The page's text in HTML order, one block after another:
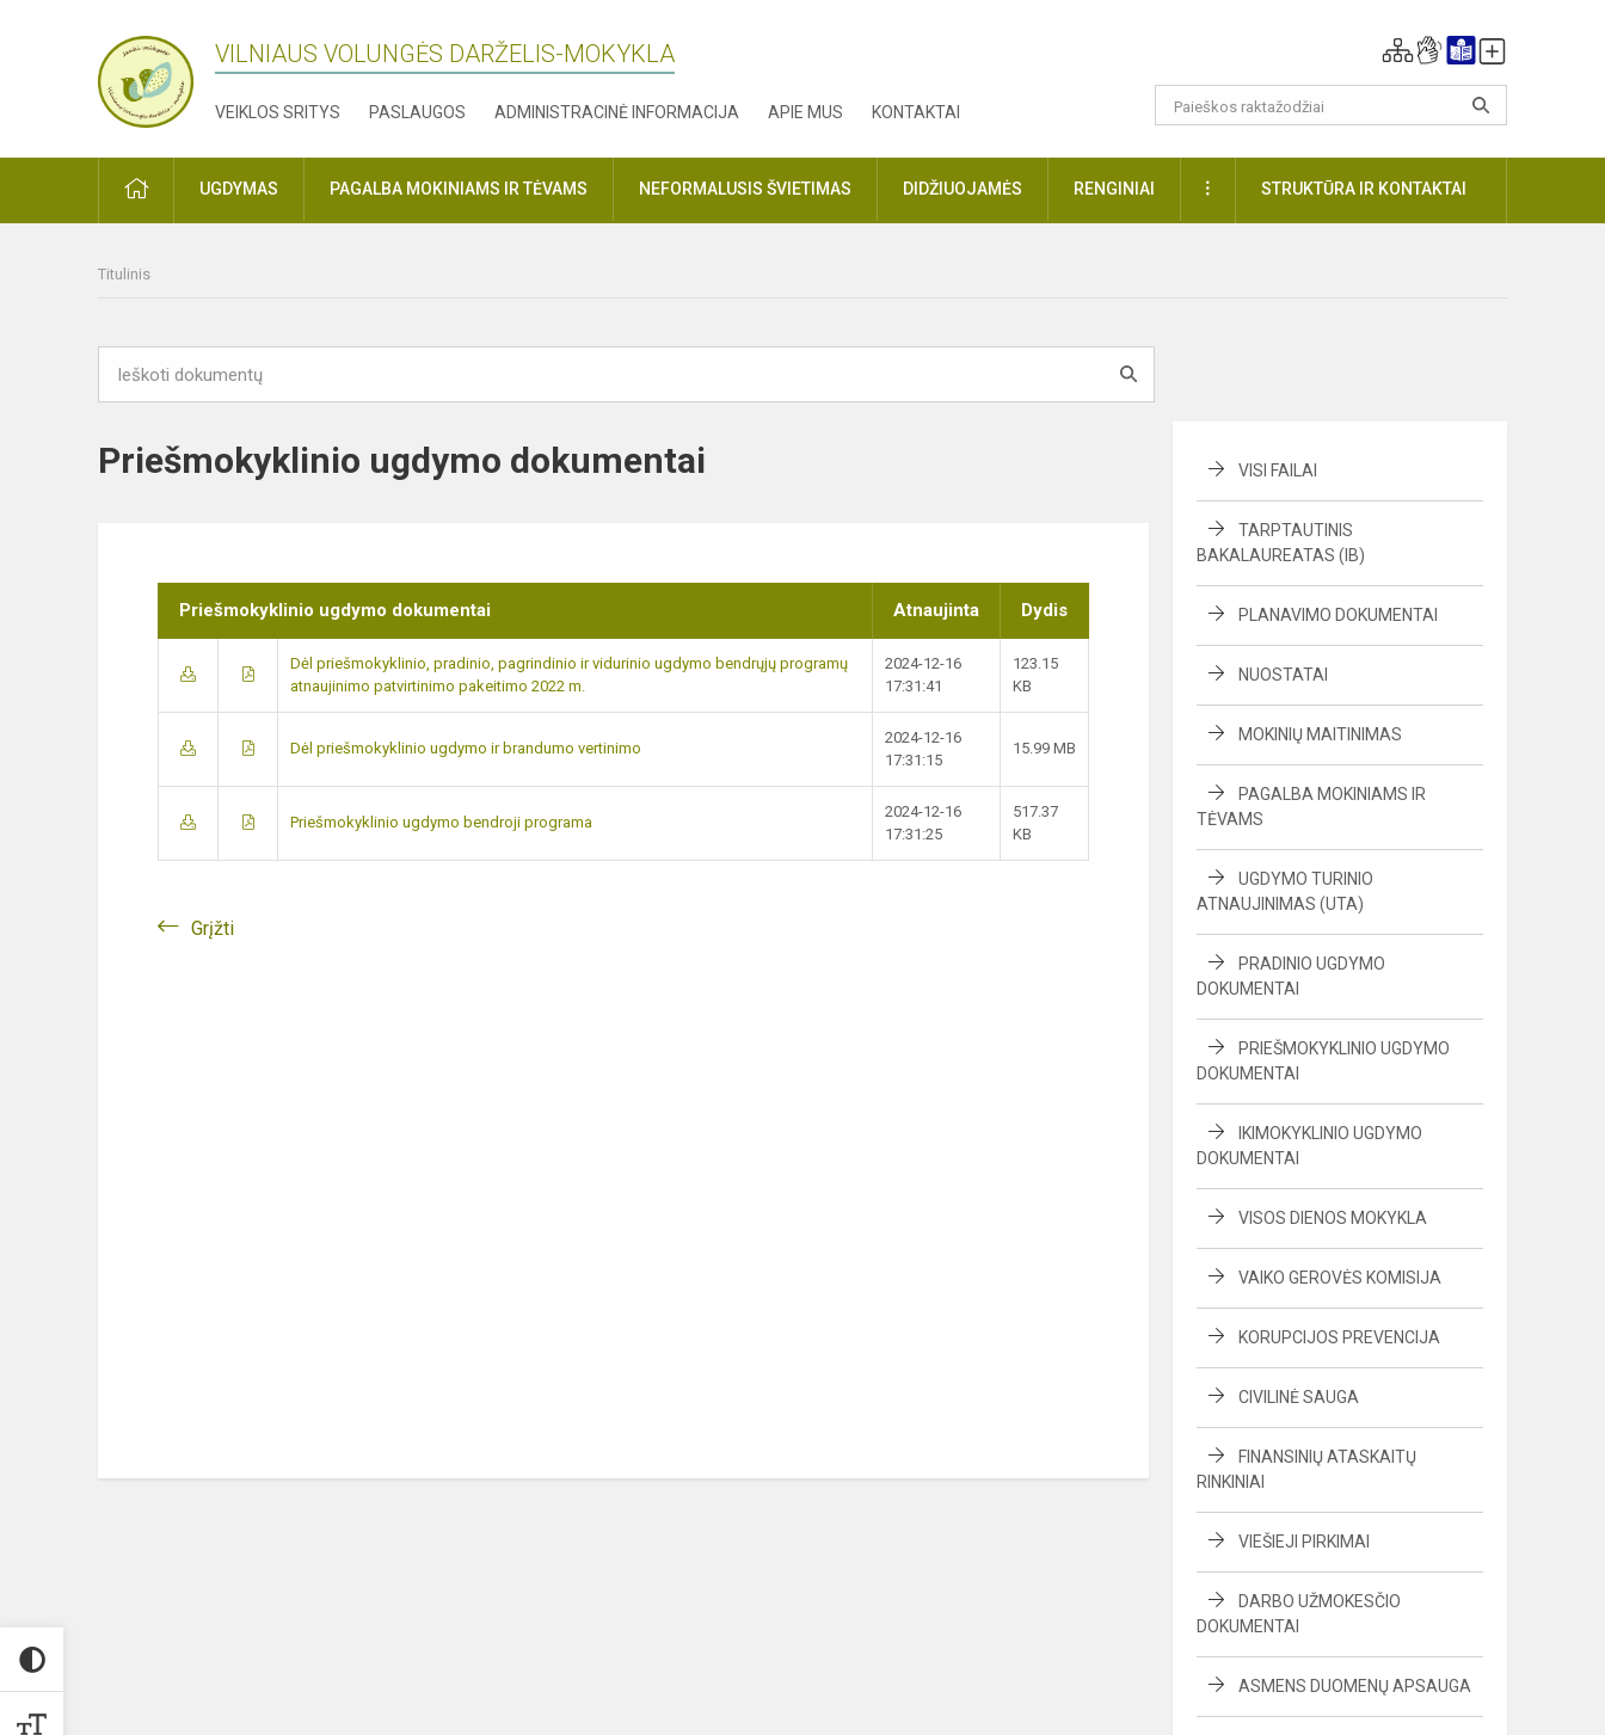
VILNIAUS VOLUNGĖS DARŽELIS-MOKYKLA
VEIKLOS SRITYS PASLAUGOS ADMINISTRACINĖ INFORMACIJA APIE MUS KONTAKTAI
PRADŽIAUGDYMAS PAGALBA MOKINIAMS IR TĖVAMS NEFORMALUSIS ŠVIETIMAS DIDŽIUOJAMĖS RENGINIAI DAUGIAUSTRUKTŪRA IR KONTAKTAI
Titulinis
Priešmokyklinio ugdymo dokumentai
Priešmokyklinio ugdymo dokumentai Atnaujinta Dydis
Dėl priešmokyklinio, pradinio, pagrindinio ir vidurinio ugdymo bendrųjų programų
atnaujinimo patvirtinimo pakeitimo 2022 m.
2024-12-16
17:31:41
123.15
KB
Dėl priešmokyklinio ugdymo ir brandumo vertinimo
2024-12-16
17:31:15
15.99 MB
Priešmokyklinio ugdymo bendroji programa
2024-12-16
17:31:25
517.37
KB
Grįžti
VISI FAILAI
TARPTAUTINIS
BAKALAUREATAS (IB)
PLANAVIMO DOKUMENTAI
NUOSTATAI
MOKINIŲ MAITINIMAS
PAGALBA MOKINIAMS IR
TĖVAMS
UGDYMO TURINIO
ATNAUJINIMAS (UTA)
PRADINIO UGDYMO
DOKUMENTAI
PRIEŠMOKYKLINIO UGDYMO
DOKUMENTAI
IKIMOKYKLINIO UGDYMO
DOKUMENTAI
VISOS DIENOS MOKYKLA
VAIKO GEROVĖS KOMISIJA
KORUPCIJOS PREVENCIJA
CIVILINĖ SAUGA
FINANSINIŲ ATASKAITŲ
RINKINIAI
VIEŠIEJI PIRKIMAI
DARBO UŽMOKESČIO
DOKUMENTAI
ASMENS DUOMENŲ APSAUGA